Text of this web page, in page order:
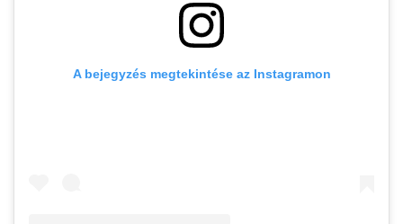
A bejegyzés megtekintése az Instagramon